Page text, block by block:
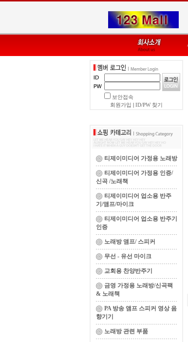
보안접속
회원가입
ID/PW 찾기
티제이미디어 가정용 노래방
티제이미디어 가정용 인증/
신곡 /노래책
티제이미디어 업소용 반주
기/앰프/마이크
티제이미디어 업소용 반주기
인증
노래방 앰프/ 스피커
무선 - 유선 마이크
교회용 찬양반주기
금영 가정용 노래방/신곡팩
& 노래책
PA 방송 앰프 스피커 영상 음
향기기
노래방 관련 부품